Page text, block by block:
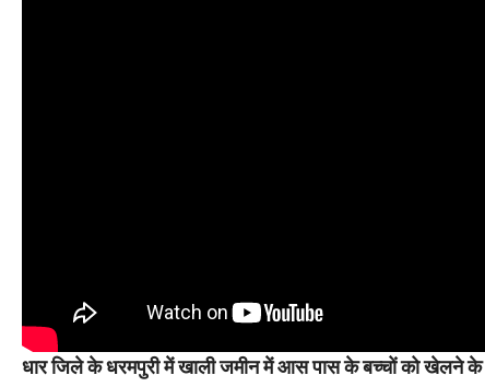
धार जिले के धरमपुरी में खाली जमीन में आस पास के बच्चों को खेलने के